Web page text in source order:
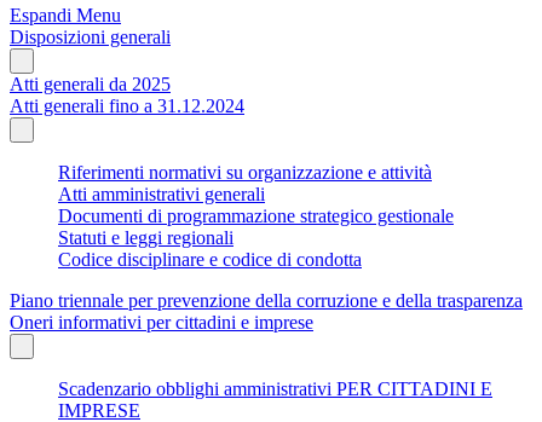
Espandi Menu
Disposizioni generali
Atti generali da 2025
Atti generali fino a 31.12.2024
Riferimenti normativi su organizzazione e attività
Atti amministrativi generali
Documenti di programmazione strategico gestionale
Statuti e leggi regionali
Codice disciplinare e codice di condotta
Piano triennale per prevenzione della corruzione e della trasparenza
Oneri informativi per cittadini e imprese
Scadenzario obblighi amministrativi PER CITTADINI E
IMPRESE